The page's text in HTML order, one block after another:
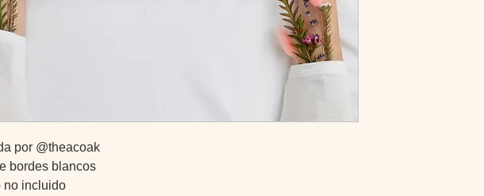
por @theacoak
bordes blancos
no incluido